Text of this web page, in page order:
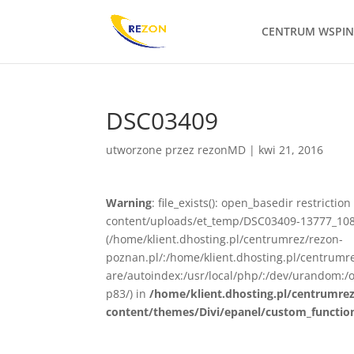
CENTRUM
DSC03409
utworzone przez rezonMD | kwi 21, 2016
Warning: file_exists(): open_basedir
content/uploads/et_temp/DSC03409-
(/home/klient.dhosting.pl/centrumrez/rezon-
poznan.pl/:/home/klient.dhosting.pl/
are/autoindex:/usr/local/php/:/dev/
p83/) in/home/klient.dhosting.pl/
content/themes/Divi/epanel/